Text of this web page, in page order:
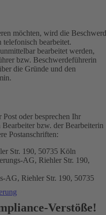
möchten, wird die
bearbeitet.
bearbeitet werden,
bzw. Beschwerdeführerin
die Gründe und den
oder besprechen Ihr
bzw. der Bearbeiterin
Postanschriften:
Str. 190, 50735 Köln
AG, Riehler Str. 190,
AG, Riehler Str. 190, 50735
Verstöße!